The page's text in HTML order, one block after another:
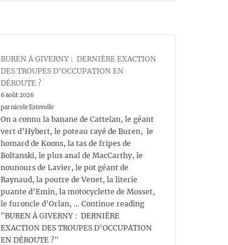
BUREN À GIVERNY : DERNIÈRE EXACTION
DES TROUPES D’OCCUPATION EN
DÉROUTE ?
6 août 2026
par nicole Esterolle
On a connu la banane de Cattelan, le géant
vert d’Hybert, le poteau rayé de Buren, le
homard de Koons, la tas de fripes de
Boltanski, le plus anal de MacCarthy, le
nounours de Lavier, le pot géant de
Raynaud, la poutre de Venet, la literie
puante d’Emin, la motocyclette de Mosset,
le furoncle d’Orlan, … Continue reading
"BUREN À GIVERNY : DERNIÈRE
EXACTION DES TROUPES D’OCCUPATION
EN DÉROUTE ?"